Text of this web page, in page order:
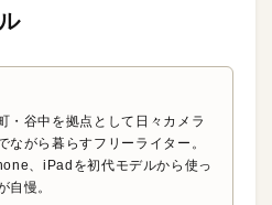
・谷中を拠点として日々カメラ
ながら暮らすフリーライター。
、iPadを初代モデルから使っ
自慢。